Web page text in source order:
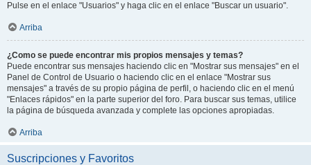
Pulse en el enlace "Usuarios" y haga clic en el enlace "Buscar un usuario".
Arriba
¿Como se puede encontrar mis propios mensajes y temas?
Puede encontrar sus mensajes haciendo clic en "Mostrar sus mensajes" en el
Panel de Control de Usuario o haciendo clic en el enlace "Mostrar sus
mensajes" a través de su propio página de perfil, o haciendo clic en el menú
"Enlaces rápidos" en la parte superior del foro. Para buscar sus temas, utilice
la página de búsqueda avanzada y complete las opciones apropiadas.
Arriba
Suscripciones y Favoritos